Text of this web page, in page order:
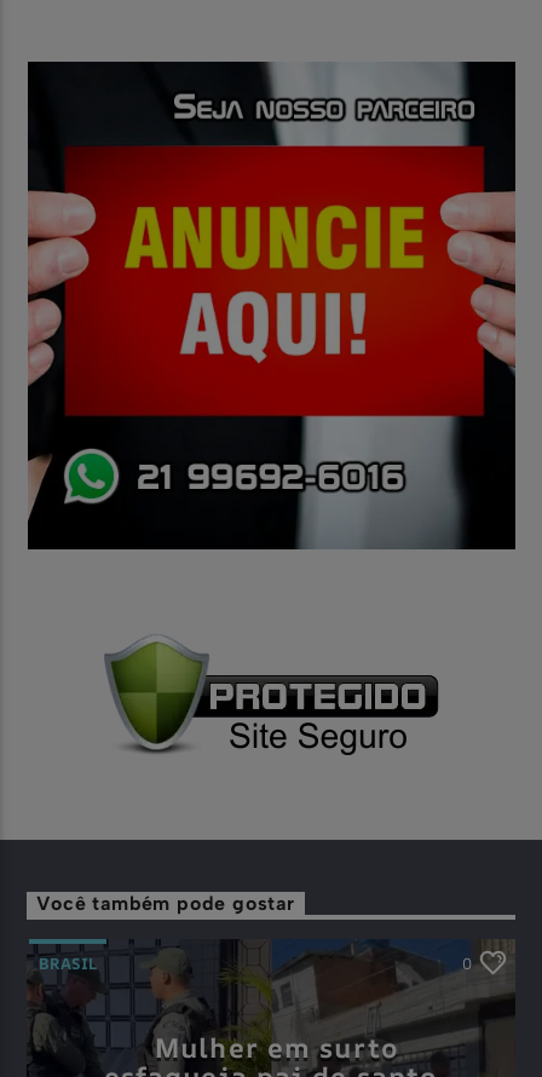
Você também pode gostar
BRASIL 0
Mulher em surto